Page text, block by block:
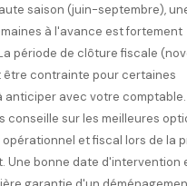
saison (juin-septembre),
à l'avance est fortement
période de clôture fiscale
être contrainte pour certaines
anticiper avec votre comptable.
conseille sur les meilleures
et fiscal lors de la
Une bonne date d'intervention